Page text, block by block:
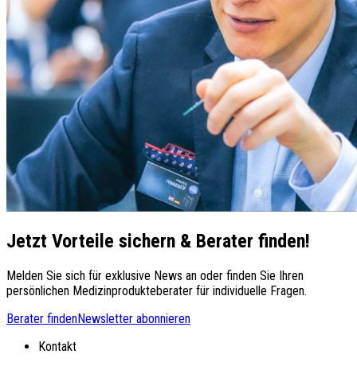
Jetzt Vorteile sichern & Berater finden!
Melden Sie sich für exklusive News an oder finden Sie Ihren
persönlichen Medizinprodukteberater für individuelle Fragen.
Berater findenNewsletter abonnieren
Kontakt